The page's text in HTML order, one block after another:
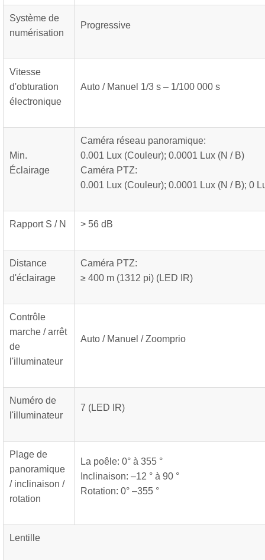
Système de
numérisation
Progressive
Vitesse
d'obturation
électronique
Auto / Manuel 1/3 s – 1/100 000 s
Min.
Éclairage
Caméra réseau panoramique:
0.001 Lux (Couleur); 0.0001 Lux (N / B)
Caméra PTZ:
0.001 Lux (Couleur); 0.0001 Lux (N / B); 0
Rapport S / N > 56 dB
Distance
d'éclairage
Caméra PTZ:
≥ 400 m (1312 pi) (LED IR)
Contrôle
marche / arrêt
de
l'illuminateur
Auto / Manuel / Zoomprio
Numéro de
l'illuminateur
7 (LED IR)
Plage de
panoramique
/ inclinaison /
rotation
La poêle: 0° à 355 °
Inclinaison: –12 ° à 90 °
Rotation: 0° –355 °
Lentille